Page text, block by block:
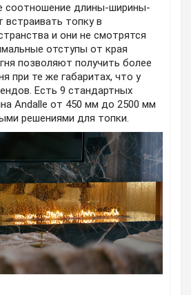
соотношение длины-ширины-
топку в
и они не смотрятся
отступы от края
позволяют получить более
при те же габаритах, что у
Есть 9 стандартных
Andalle от 450 мм до 2500 мм
решениями для топки.